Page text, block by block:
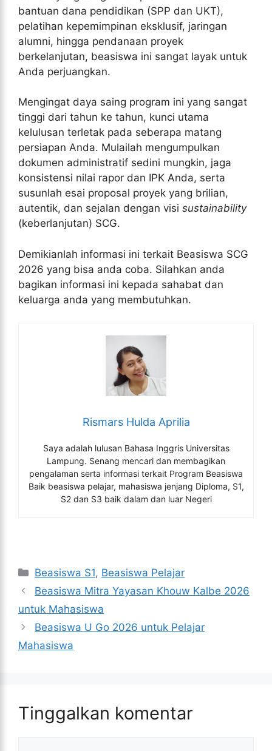
bantuan dana pendidikan (SPP dan UKT),
pelatihan kepemimpinan eksklusif, jaringan
alumni, hingga pendanaan proyek
berkelanjutan, beasiswa ini sangat layak untuk
Anda perjuangkan.
Mengingat daya saing program ini yang sangat
tinggi dari tahun ke tahun, kunci utama
kelulusan terletak pada seberapa matang
persiapan Anda. Mulailah mengumpulkan
dokumen administratif sedini mungkin, jaga
konsistensi nilai rapor dan IPK Anda, serta
susunlah esai proposal proyek yang brilian,
autentik, dan sejalan dengan visi sustainability
(keberlanjutan) SCG.
Demikianlah informasi ini terkait Beasiswa SCG
2026 yang bisa anda coba. Silahkan anda
bagikan informasi ini kepada sahabat dan
keluarga anda yang membutuhkan.
Rismars Hulda Aprilia
Saya adalah lulusan Bahasa Inggris Universitas
Lampung. Senang mencari dan membagikan
pengalaman serta informasi terkait Program Beasiswa
Baik beasiswa pelajar, mahasiswa jenjang Diploma, S1,
S2 dan S3 baik dalam dan luar Negeri
Kategori
Beasiswa S1, Beasiswa Pelajar
Beasiswa Mitra Yayasan Khouw Kalbe 2026
untuk Mahasiswa
Beasiswa U Go 2026 untuk Pelajar
Mahasiswa
Tinggalkan komentar